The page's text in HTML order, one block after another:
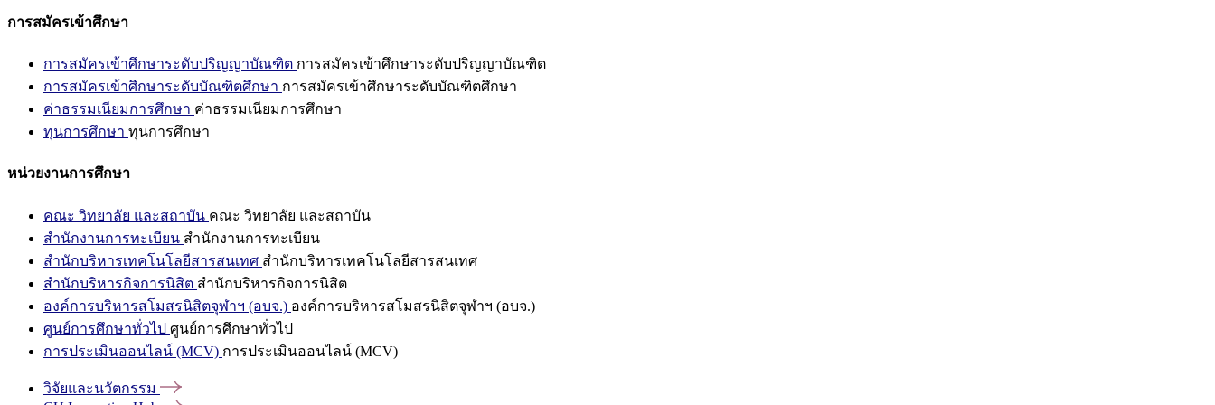
การสมัครเข้าศึกษา
การสมัครเข้าศึกษาระดับปริญญาบัณฑิต การสมัครเข้าศึกษาระดับปริญญาบัณฑิต
การสมัครเข้าศึกษาระดับบัณฑิตศึกษา การสมัครเข้าศึกษาระดับบัณฑิตศึกษา
ค่าธรรมเนียมการศึกษา ค่าธรรมเนียมการศึกษา
ทุนการศึกษา ทุนการศึกษา
หน่วยงานการศึกษา
คณะ วิทยาลัย และสถาบัน คณะ วิทยาลัย และสถาบัน
สำนักงานการทะเบียน สำนักงานการทะเบียน
สำนักบริหารเทคโนโลยีสารสนเทศ สำนักบริหารเทคโนโลยีสารสนเทศ
สำนักบริหารกิจการนิสิต สำนักบริหารกิจการนิสิต
องค์การบริหารสโมสรนิสิตจุฬาฯ (อบจ.) องค์การบริหารสโมสรนิสิตจุฬาฯ (อบจ.)
ศูนย์การศึกษาทั่วไป ศูนย์การศึกษาทั่วไป
การประเมินออนไลน์ (MCV) การประเมินออนไลน์ (MCV)
วิจัยและนวัตกรรม